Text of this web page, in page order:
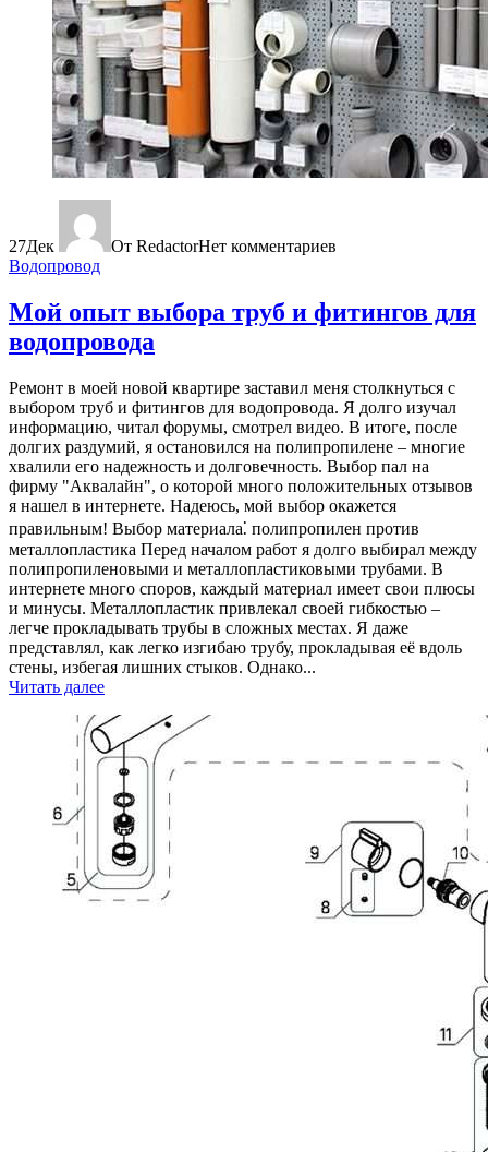
27Дек От RedactorНет комментариев
Водопровод
Мой опыт выбора труб и фитингов для
водопровода
Ремонт в моей новой квартире заставил меня столкнуться с
выбором труб и фитингов для водопровода. Я долго изучал
информацию, читал форумы, смотрел видео. В итоге, после
долгих раздумий, я остановился на полипропилене – многие
хвалили его надежность и долговечность. Выбор пал на
фирму "Аквалайн", о которой много положительных отзывов
я нашел в интернете. Надеюсь, мой выбор окажется
правильным! Выбор материала⁚ полипропилен против
металлопластика Перед началом работ я долго выбирал между
полипропиленовыми и металлопластиковыми трубами. В
интернете много споров, каждый материал имеет свои плюсы
и минусы. Металлопластик привлекал своей гибкостью –
легче прокладывать трубы в сложных местах. Я даже
представлял, как легко изгибаю трубу, прокладывая её вдоль
стены, избегая лишних стыков. Однако...
Читать далее